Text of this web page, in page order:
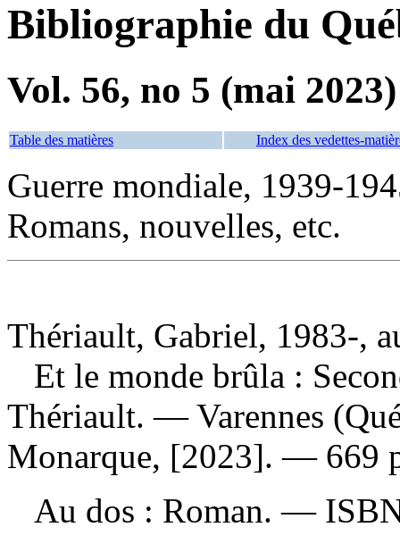
Bibliographie du
Vol. 56, no 5 (mai 2023)
Table des matières Index des vedettes-
Guerre mondiale, 1939-
Romans, nouvelles, etc.
Thériault, Gabriel, 1983-,
Et le monde brûla :
Thériault. — Varennes
Monarque, [2023]. — 669
Au dos : Roman. —